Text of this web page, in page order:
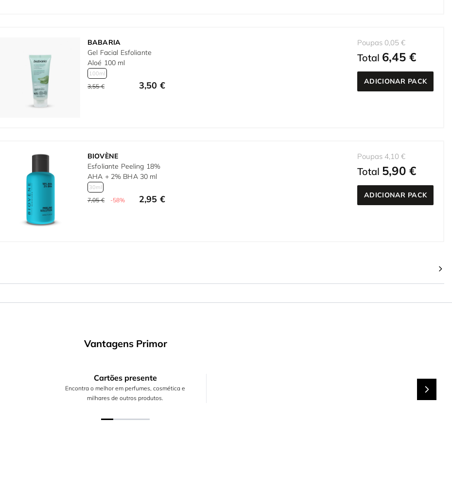
BABARIA
Gel Facial Esfoliante
Aloé 100 ml
100ml
3,55 € 3,50 €
Poupas 0,05 €
Total 6,45 €
ADICIONAR PACK
BIOVÈNE
Esfoliante Peeling 18%
AHA + 2% BHA 30 ml
30ml
7,05 € -58% 2,95 €
Poupas 4,10 €
Total 5,90 €
ADICIONAR PACK
Vantagens Primor
Cartões presente
Encontra o melhor em perfumes, cosmética e
milhares de outros produtos.